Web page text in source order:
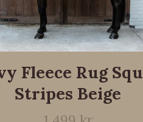
Fleece Rug
Stripes Beige